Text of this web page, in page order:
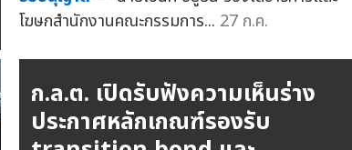
โฆษกสำนักงานคณะกรรมการ... 27 ก.ค.
ก.ล.ต. เปิดรับฟังความเห็นร่าง
ประกาศหลักเกณฑ์รองรับ